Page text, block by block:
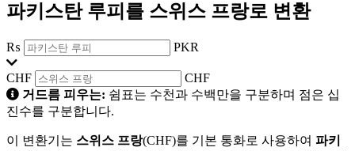
파키스탄 루피를 스위스 프랑로 변환
₨ PKR
CHF
CHF
거드름 피우는: 쉼표는 수천과 수백만을 구분하며 점은 십
진수를 구분합니다.
이 변환기는 스위스 프랑(CHF)를 기본 통화로 사용하여 파키